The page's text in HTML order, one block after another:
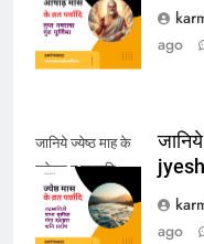
ashadh 2025
ago
जानिये ज्येष्ठ माह के
त्योहार व व्रतादि -
jyeshtha 2025
ago